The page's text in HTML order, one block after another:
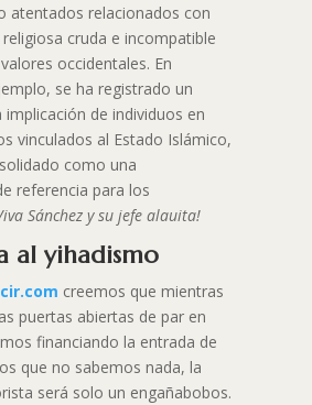
atentados relacionados con
cruda e incompatible
occidentales. En
se ha registrado un
de individuos en
vinculados al Estado Islámico,
como una
referencia para los
Sánchez y su jefe alauita!
al yihadismo
creemos que mientras
puertas abiertas de par en
financiando la entrada de
que no sabemos nada, la
será solo un engañabobos.